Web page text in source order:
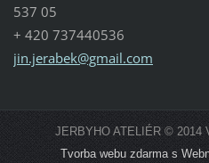
537 05
+ 420 737440536
jin.jerabek@gmail.com
JERBYHO ATELIÉR © 2014
Tvorba webu zdarma s